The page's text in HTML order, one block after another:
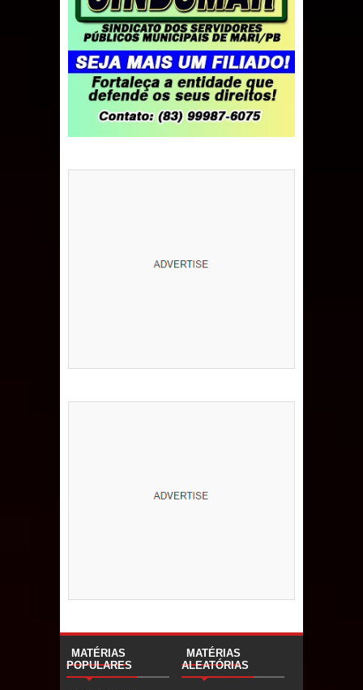
MATÉRIAS
POPULARES
MATÉRIAS
ALEATÓRIAS